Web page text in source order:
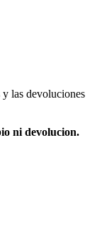
las devoluciones
ni devolucion.